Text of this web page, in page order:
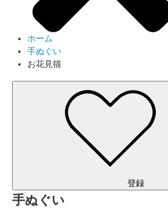
ホーム
手ぬぐい
お花見猫
登録
手ぬぐい